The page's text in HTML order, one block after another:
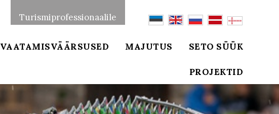
Turismiprofessionaalile
VAATAMISVÄÄRSUSED MAJUTUS SETO SÜÜK
PROJEKTID